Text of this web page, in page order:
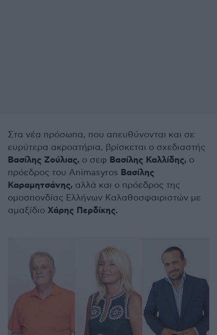
Στα νέα πρόσωπα, που απευθύνονται και σε
ευρύτερα ακροατήρια, βρίσκεται ο σχεδιαστής
Βασίλης Ζούλιας, ο σεφ Βασίλης Καλλίδης, ο
πρόεδρος του Animasyros Βασίλης
Καραμητσάνης, αλλά και ο πρόεδρος της
ομοσπονδίας Ελλήνων Καλαθοσφαιριστών με
αμαξίδιο Χάρης Περδίκης.